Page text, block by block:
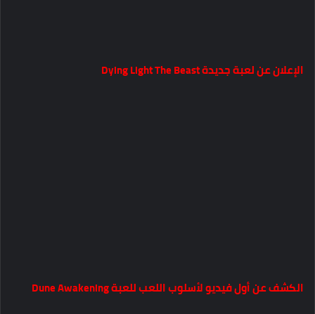
الإعلان عن لعبة جديدة Dying Light The Beast
الكشف عن أول فيديو لأسلوب اللعب للعبة Dune Awakening